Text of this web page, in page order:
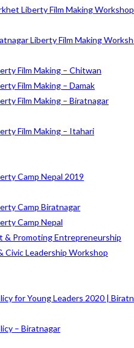
Liberty Film Making
Liberty Film Making
Film Making – Chitwan
Film Making – Damak
Film Making – Biratnagar
Film Making – Itahari
Camp Nepal 2019
Camp Biratnagar
Camp Nepal
& Promoting Entrepreneurship
Civic Leadership Workshop
for Young Leaders 2020 |
– Biratnagar